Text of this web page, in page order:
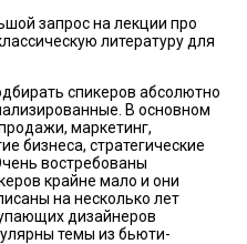
запрос на лекции про
литературу для
спикеров абсолютно
В основном
маркетинг,
бизнеса, стратегические
востребованы
крайне мало и они
на несколько лет
дизайнеров
темы из бьюти-